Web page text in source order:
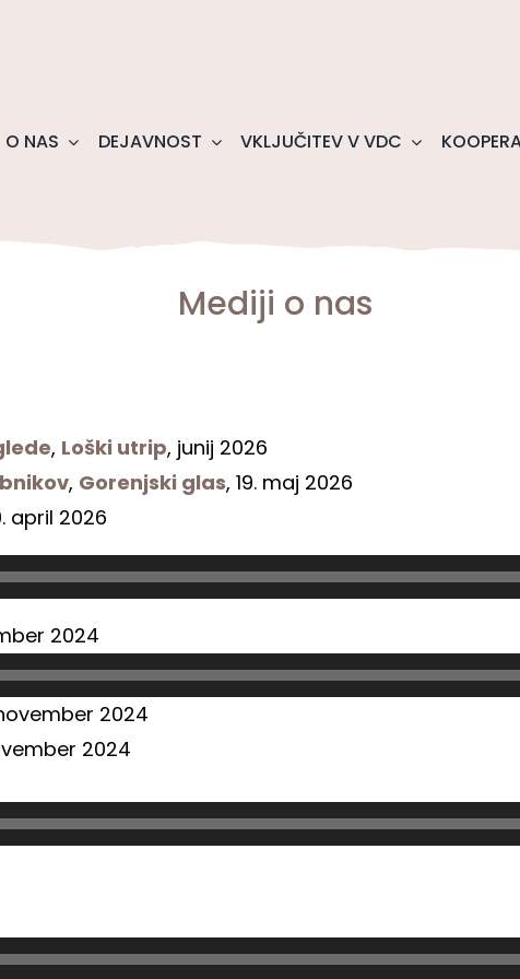
O NAS DEJAVNOST VKLJUČITEV V VDC
Mediji o nas
, Loški utrip, junij 2026
, Gorenjski glas, 19. maj 2026
april 2026
2024Predvajalnik
zvoka
2024
2024